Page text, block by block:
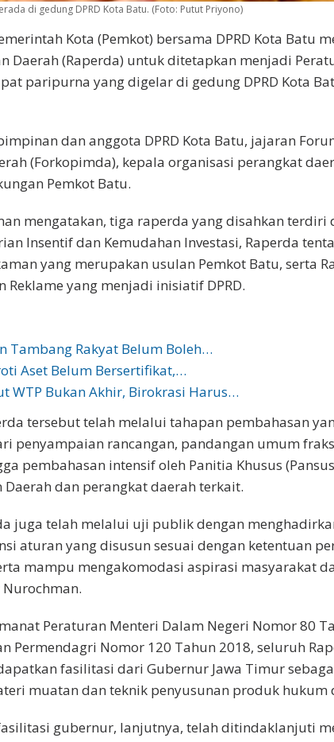
di gedung DPRD Kota Batu. (Foto: Putut Priyono)
Kota (Pemkot) bersama DPRD Kota Batu
Daerah (Raperda) untuk ditetapkan menjadi
paripurna yang digelar di gedung DPRD Kota
dan anggota DPRD Kota Batu, jajaran
(Forkopimda), kepala organisasi perangkat
Pemkot Batu.
mengatakan, tiga raperda yang disahkan terdiri
Insentif dan Kemudahan Investasi, Raperda
yang merupakan usulan Pemkot Batu, serta
Reklame yang menjadi inisiatif DPRD.
Tambang Rakyat Belum Boleh…
Aset Belum Bersertifikat,…
WTP Bukan Akhir, Birokrasi Harus…
tersebut telah melalui tahapan pembahasan
penyampaian rancangan, pandangan umum
pembahasan intensif oleh Panitia Khusus
Daerah dan perangkat daerah terkait.
juga telah melalui uji publik dengan
aturan yang disusun sesuai dengan ketentuan
mampu mengakomodasi aspirasi masyarakat
Peraturan Menteri Dalam Negeri Nomor 80
Permendagri Nomor 120 Tahun 2018, seluruh
fasilitasi dari Gubernur Jawa Timur
muatan dan teknik penyusunan produk hukum
gubernur, lanjutnya, telah ditindaklanjuti